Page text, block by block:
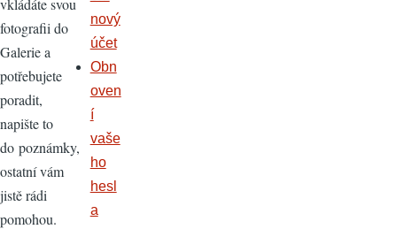
fotografii do
Galerie a
potřebujete
poradit,
napište to
do poznámky,
ostatní vám
jistě rádi
pomohou.
nový
účet
Obn
oven
í
vaše
ho
hesl
a